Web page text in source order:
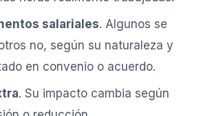
salariales. Algunos se
no, según su naturaleza y
en convenio o acuerdo.
. Su impacto cambia según